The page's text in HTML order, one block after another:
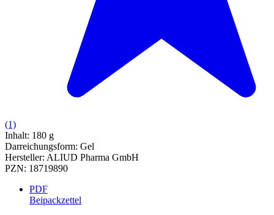
(1)
Inhalt: 180 g
Darreichungsform: Gel
Hersteller: ALIUD Pharma GmbH
PZN: 18719890
PDF
Beipackzettel